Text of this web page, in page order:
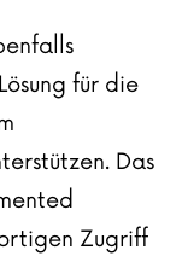
für die
Das
Zugriff